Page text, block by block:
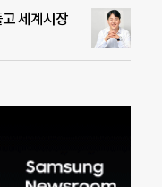
세계시장